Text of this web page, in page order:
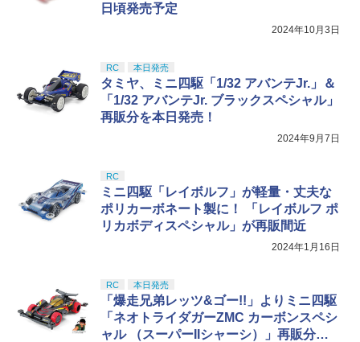
日頃発売予定
2024年10月3日
RC 本日発売
タミヤ、ミニ四駆「1/32 アバンテJr.」＆
「1/32 アバンテJr. ブラックスペシャル」
再販分を本日発売！
2024年9月7日
RC
ミニ四駆「レイボルフ」が軽量・丈夫な
ポリカーボネート製に！ 「レイボルフ ポ
リカボディスペシャル」が再販間近
2024年1月16日
RC 本日発売
「爆走兄弟レッツ&ゴー!!」よりミニ四駆
「ネオトライダガーZMC カーボンスペシ
ャル （スーパーIIシャーシ）」再販分が